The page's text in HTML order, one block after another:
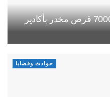
حوادث وقضايا